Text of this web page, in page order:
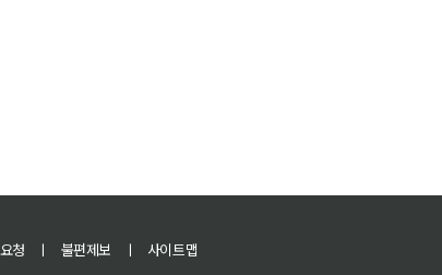
청 ㅣ 불편제보 ㅣ
사이트맵